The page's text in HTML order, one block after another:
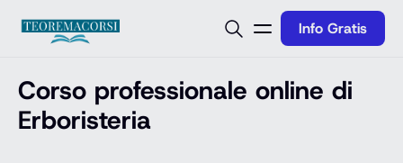
Info Gratis
Corso professionale online di
Erboristeria